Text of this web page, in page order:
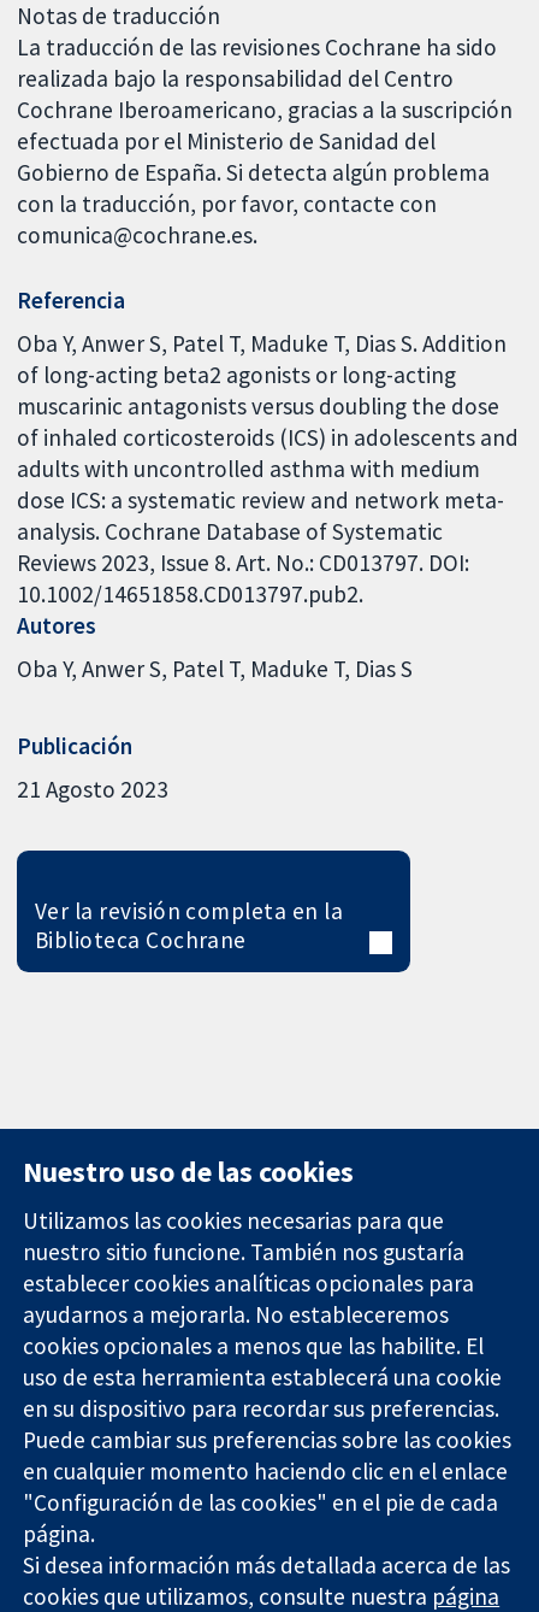
Notas de traducción
La traducción de las revisiones Cochrane ha sido
realizada bajo la responsabilidad del Centro
Cochrane Iberoamericano, gracias a la suscripción
efectuada por el Ministerio de Sanidad del
Gobierno de España. Si detecta algún problema
con la traducción, por favor, contacte con
comunica@cochrane.es.
Referencia
Oba Y, Anwer S, Patel T, Maduke T, Dias S. Addition
of long-acting beta2 agonists or long-acting
muscarinic antagonists versus doubling the dose
of inhaled corticosteroids (ICS) in adolescents and
adults with uncontrolled asthma with medium
dose ICS: a systematic review and network meta-
analysis. Cochrane Database of Systematic
Reviews 2023, Issue 8. Art. No.: CD013797. DOI:
10.1002/14651858.CD013797.pub2.
Autores
Oba Y Anwer S Patel T Maduke T Dias S
Publicación
21 Agosto 2023
Ver la revisión completa en la
Biblioteca Cochrane
Evidencia fiable.
Decisiones
informadas.
Mejor salud.
11-13 Cavendish
Square
Londres
W1G 0AN
Reino Unido
Contacto
Noticias
Prensa
Sobre
nosotros
Empleo
Cochrane
Library
The Cochrane Collaboration is a charity (no. 1045921) and a
company limited by guarantee (no. 03044323) registered in
England & Wales. VAT registration number GB 718 2127 49.
Nuestro uso de las cookies
Utilizamos las cookies necesarias para que
nuestro sitio funcione. También nos gustaría
establecer cookies analíticas opcionales para
ayudarnos a mejorarla. No estableceremos
cookies opcionales a menos que las habilite. El
uso de esta herramienta establecerá una cookie
en su dispositivo para recordar sus preferencias.
Puede cambiar sus preferencias sobre las cookies
en cualquier momento haciendo clic en el enlace
"Configuración de las cookies" en el pie de cada
página.
Si desea información más detallada acerca de las
cookies que utilizamos, consulte nuestra página